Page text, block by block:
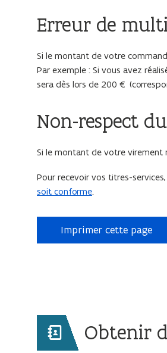
Erreur de
Si le montant de votre
Par exemple : Si vous avez
sera dès lors de 200 €
Non-respect
Si le montant de votre virement
Pour recevoir vos titres-
soit conforme.
Imprimer cette page
Obtenir